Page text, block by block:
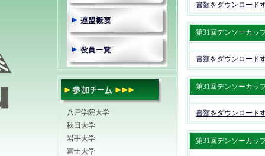
八戸学院大学
秋田大学
岩手大学
富士大学
書類をダウンロード
第31回デンソーカッ
書類をダウンロード
第31回デンソーカッ
書類をダウンロード
第31回デンソーカッ